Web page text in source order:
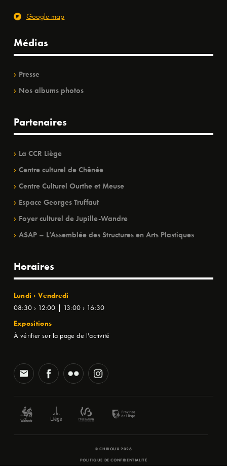
Google map
Médias
Presse
Nos albums photos
Partenaires
La CCR Liège
Centre culturel de Chênée
Centre Culturel Ourthe et Meuse
Espace Georges Truffaut
Foyer culturel de Jupille-Wandre
ASAP – L’Assemblée des Structures en Arts Plastiques
Horaires
Lundi › Vendredi
08:30 › 12:00 | 13:00 › 16:30
Expositions
À vérifier sur la page de l'activité
© CHIROUX 2026
POLITIQUE DE CONFIDENTIALITÉ